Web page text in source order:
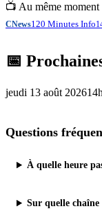
📺 Au même moment
CNews120 Minutes Info
📅
jeudi 13 août 2026
Questions
À quelle heure
Sur quelle